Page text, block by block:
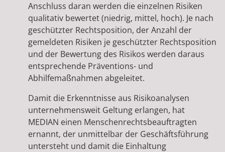
Anschluss daran werden die einzelnen Risiken
qualitativ bewertet (niedrig, mittel, hoch). Je nach
geschützter Rechtsposition, der Anzahl der
gemeldeten Risiken je geschützter Rechtsposition
und der Bewertung des Risikos werden daraus
entsprechende Präventions- und
Abhilfemaßnahmen abgeleitet.
Damit die Erkenntnisse aus Risikoanalysen
unternehmensweit Geltung erlangen, hat
MEDIAN einen Menschenrechtsbeauftragten
ernannt, der unmittelbar der Geschäftsführung
untersteht und damit die Einhaltung